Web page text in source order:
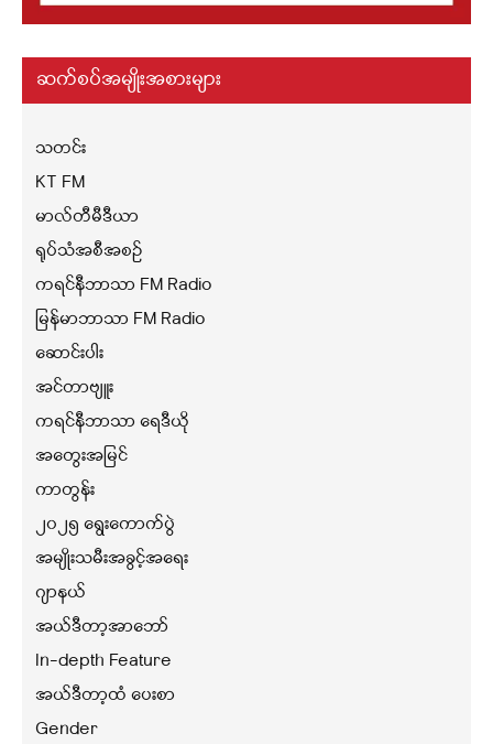
ဆက်စပ်အမျိုးအစားများ
သတင်း
KT FM
မာလ်တီမီဒီယာ
ရုပ်သံအစီအစဉ်
ကရင်နီဘာသာ FM Radio
မြန်မာဘာသာ FM Radio
ဆောင်းပါး
အင်တာဗျူး
ကရင်နီဘာသာ ရေဒီယို
အတွေးအမြင်
ကာတွန်း
၂၀၂၅ ရွေးကောက်ပွဲ
အမျိုးသမီးအခွင့်အရေး
ဂျာနယ်
အယ်ဒီတာ့အာဘော်
In-depth Feature
အယ်ဒီတာ့ထံ ပေးစာ
Gender